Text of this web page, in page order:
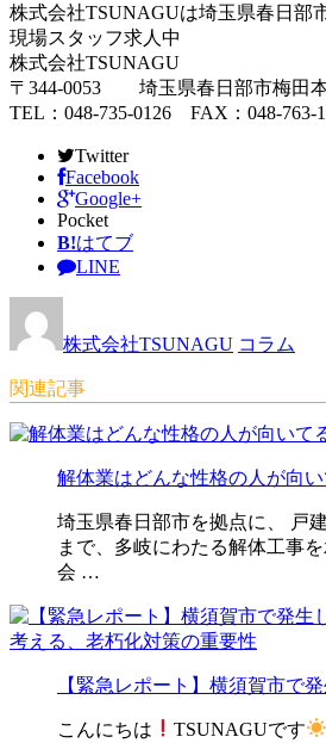
株式会社TSUNAGUは埼玉県春日部
現場スタッフ求人中
株式会社TSUNAGU
〒344-0053 埼玉県春日部市梅田本
TEL：048-735-0126 FAX：048-763-
Twitter
Facebook
Google+
Pocket
B!はてブ
LINE
株式会社TSUNAGU コラム
関連記事
解体業はどんな性格の人が向い
埼玉県春日部市を拠点に、 戸
まで、多岐にわたる解体工事
会 …
【緊急レポート】横須賀市で
こんにちは TSUNAGUです